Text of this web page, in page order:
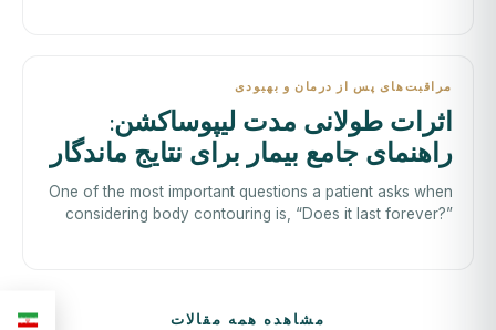
مراقبت‌های پس از درمان و بهبودی
اثرات طولانی مدت لیپوساکشن:
راهنمای جامع بیمار برای نتایج ماندگار
One of the most important questions a patient asks when
considering body contouring is, “Does it last forever?”
مشاهده همه مقالات